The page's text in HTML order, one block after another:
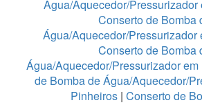
Água/Aquecedor/Pressurizador
Conserto de Bomba
Água/Aquecedor/Pressurizador
Conserto de Bomba
Água/Aquecedor/Pressurizador em
de Bomba de Água/Aquecedor/
Pinheiros | Conserto de